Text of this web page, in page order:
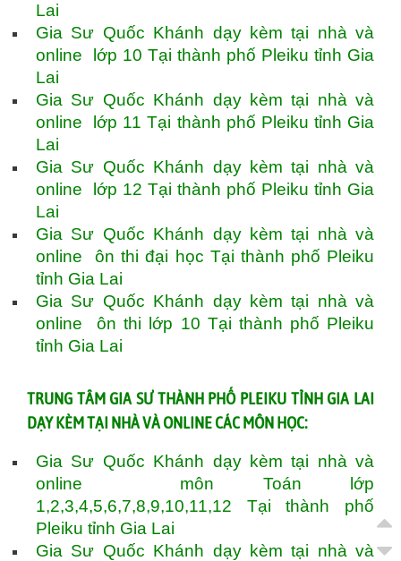
Lai
Gia Sư Quốc Khánh dạy kèm tại nhà và
online lớp 10 Tại thành phố Pleiku tỉnh Gia
Lai
Gia Sư Quốc Khánh dạy kèm tại nhà và
online lớp 11 Tại thành phố Pleiku tỉnh Gia
Lai
Gia Sư Quốc Khánh dạy kèm tại nhà và
online lớp 12 Tại thành phố Pleiku tỉnh Gia
Lai
Gia Sư Quốc Khánh dạy kèm tại nhà và
online ôn thi đại học Tại thành phố Pleiku
tỉnh Gia Lai
Gia Sư Quốc Khánh dạy kèm tại nhà và
online ôn thi lớp 10 Tại thành phố Pleiku
tỉnh Gia Lai
TRUNG TÂM GIA SƯ THÀNH PHỐ PLEIKU TỈNH GIA LAI
DẠY KÈM TẠI NHÀ VÀ ONLINE CÁC MÔN HỌC:
Gia Sư Quốc Khánh dạy kèm tại nhà và
online môn Toán lớp
1,2,3,4,5,6,7,8,9,10,11,12 Tại thành phố
Pleiku tỉnh Gia Lai
Gia Sư Quốc Khánh dạy kèm tại nhà và